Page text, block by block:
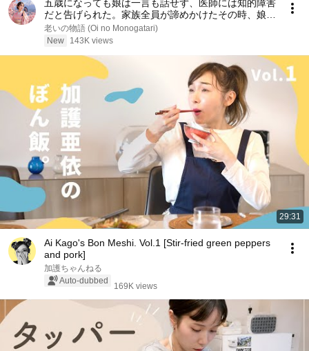
五歳になっても娘は一言も話せず、医師には知的障害
だと告げられた。家族全員が諦めかけたその時、娘が
家政婦を指さして初めて口を開き、私はその場で凍り
ついた――
老いの物語 (Oi no Monogatari)
New
143K views
29:31
Ai Kago's Bon Meshi. Vol.1 [Stir-fried green peppers
and pork]
加護ちゃんねる
Auto-dubbed
169K views